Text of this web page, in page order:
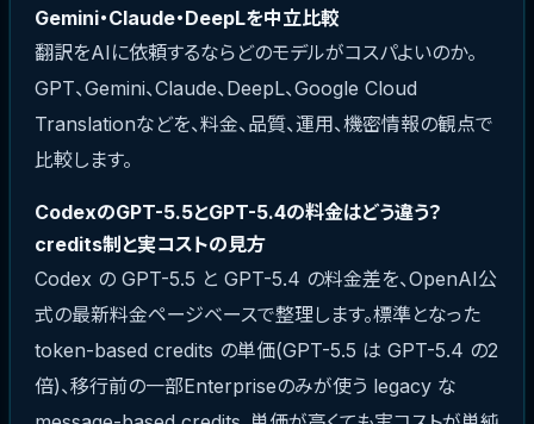
Gemini・Claude・DeepLを中立比較
翻訳をAIに依頼するならどのモデルがコスパよいのか。
GPT、Gemini、Claude、DeepL、Google Cloud
Translationなどを、料金、品質、運用、機密情報の観点で
比較します。
CodexのGPT-5.5とGPT-5.4の料金はどう違う？
credits制と実コストの見方
Codex の GPT-5.5 と GPT-5.4 の料金差を、OpenAI公
式の最新料金ページベースで整理します。標準となった
token-based credits の単価(GPT-5.5 は GPT-5.4 の2
倍)、移行前の一部Enterpriseのみが使う legacy な